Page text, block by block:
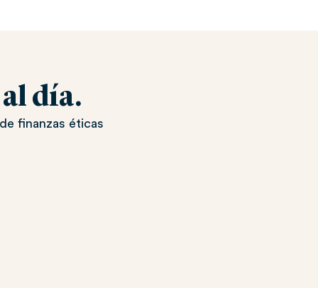
día.
finanzas éticas